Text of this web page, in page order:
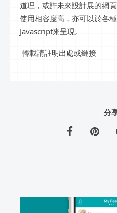
道理，或許未來設計展的網
使用相容度高，亦可以於各
Javascript來呈現。
轉載請註明出處或鏈接
分